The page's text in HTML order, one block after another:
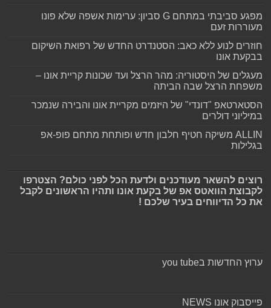
מפגע סביבתי במתחם G סביון: ערימות אשפה שלא פונו
מעוררות זעם
חוזרים לנוע ללא כאב: הסטנדרט החדש של רפואת השיקום
בבקעת אונו
מעגלים של היסטוריה: מהר הרצל ועד שכונות קריית אונו –
משפחת הרצל שבה הביתה
הסטארטאפ "דונדי" של היזמים מקריית אונו והבירה שנמכר
במיליוני דולרים
ALLIN משיקה חטיף חלבון חדש ופותחת מתחם פופ-אפ
בגלילות
רוצים להשאר מעודכנים ולדעת הכל לפני כולם? הצטרפו
לקבוצת הוואטס אפ של בקעת אונו ותהיו הראשונים לקבל
את כל הדיווחים בעיר שלכם !
ערוץ החדשות בyou tube
פייסבוק אונו NEWS